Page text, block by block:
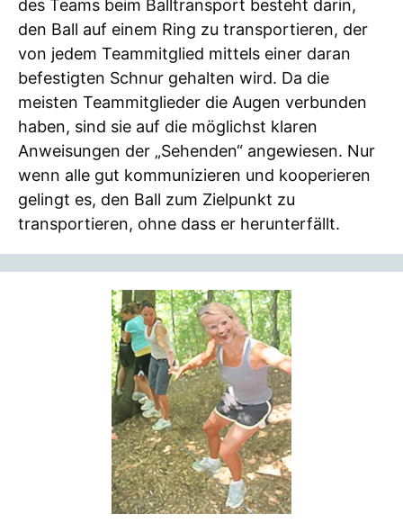
des Teams beim Balltransport besteht darin,
den Ball auf einem Ring zu transportieren, der
von jedem Teammitglied mittels einer daran
befestigten Schnur gehalten wird. Da die
meisten Teammitglieder die Augen verbunden
haben, sind sie auf die möglichst klaren
Anweisungen der „Sehenden“ angewiesen. Nur
wenn alle gut kommunizieren und kooperieren
gelingt es, den Ball zum Zielpunkt zu
transportieren, ohne dass er herunterfällt.